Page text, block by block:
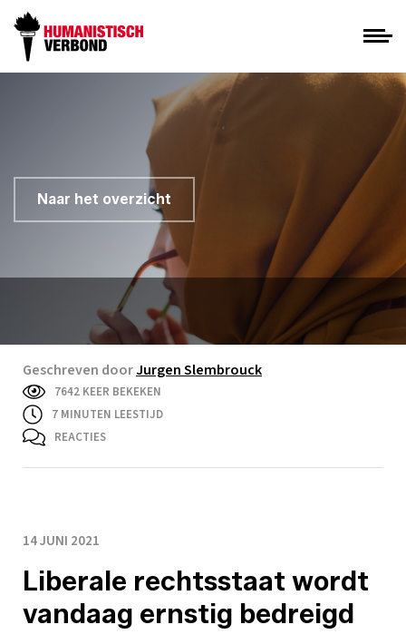
Naar het overzicht
Geschreven doorJurgen Slembrouck
7642 KEER BEKEKEN
7 MINUTEN LEESTIJD
REACTIES
14 JUNI 2021
Liberale rechtsstaat wordt
vandaag ernstig bedreigd